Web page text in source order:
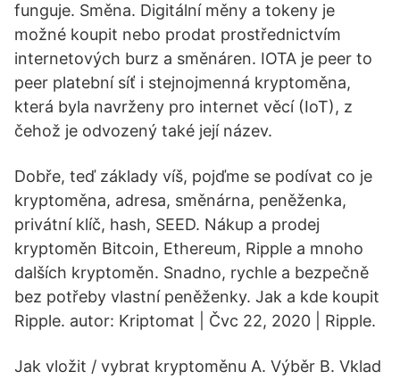
funguje. Směna. Digitální měny a tokeny je
možné koupit nebo prodat prostřednictvím
internetových burz a směnáren. IOTA je peer to
peer platební síť i stejnojmenná kryptoměna,
která byla navrženy pro internet věcí (IoT), z
čehož je odvozený také její název.
Dobře, teď základy víš, pojďme se podívat co je
kryptoměna, adresa, směnárna, peněženka,
privátní klíč, hash, SEED. Nákup a prodej
kryptoměn Bitcoin, Ethereum, Ripple a mnoho
dalších kryptoměn. Snadno, rychle a bezpečně
bez potřeby vlastní peněženky. Jak a kde koupit
Ripple. autor: Kriptomat | Čvc 22, 2020 | Ripple.
Jak vložit / vybrat kryptoměnu A. Výběr B. Vklad